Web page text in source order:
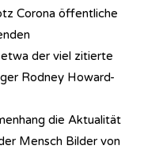
Corona öffentliche
der viel zitierte
Rodney Howard-
die Aktualität
Mensch Bilder von